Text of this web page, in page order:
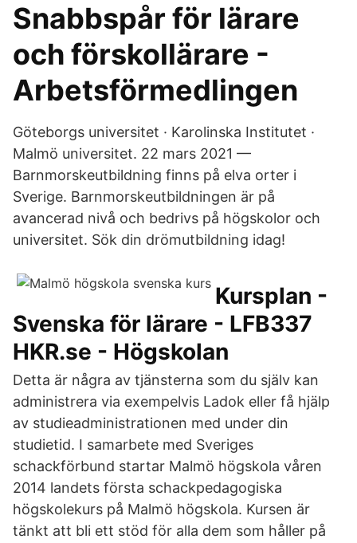
Snabbspår för lärare
och förskollärare -
Arbetsförmedlingen
Göteborgs universitet · Karolinska Institutet ·
Malmö universitet. 22 mars 2021 —
Barnmorskeutbildning finns på elva orter i
Sverige. Barnmorskeutbildningen är på
avancerad nivå och bedrivs på högskolor och
universitet. Sök din drömutbildning idag!
Kursplan -
Svenska för lärare - LFB337
HKR.se - Högskolan
Detta är några av tjänsterna som du själv kan
administrera via exempelvis Ladok eller få hjälp
av studieadministrationen med under din
studietid. I samarbete med Sveriges
schackförbund startar Malmö högskola våren
2014 landets första schackpedagogiska
högskolekurs på Malmö högskola. Kursen är
tänkt att bli ett stöd för alla dem som håller på